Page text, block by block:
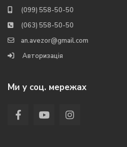
(099) 558-50-50
(063) 558-50-50
an.avezor@gmail.com
Авторизація
Ми у соц. мережах